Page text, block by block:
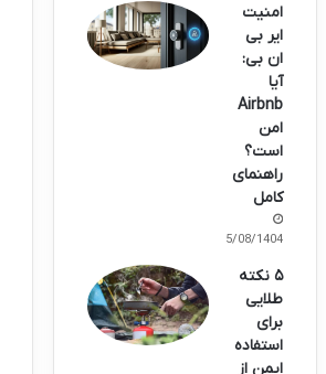
امنیت
ایر بی
ان بی:
آیا
Airbnb
امن
است؟
راهنمای
کامل
05/08/1404
۵ نکته
طلایی
برای
استفاده
ایمن از